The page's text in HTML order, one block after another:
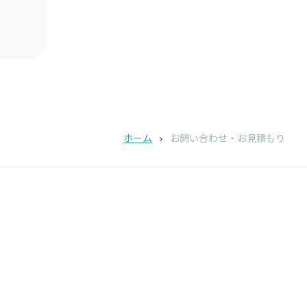
ホーム お問い合わせ・お見積もり